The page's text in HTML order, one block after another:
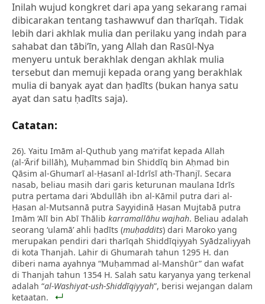
Inilah wujud kongkret dari apa yang sekarang ramai
dibicarakan tentang tashawwuf dan tharīqah. Tidak
lebih dari akhlak mulia dan perilaku yang indah para
sahabat dan tābi‘īn, yang Allah dan Rasūl-Nya
menyeru untuk berakhlak dengan akhlak mulia
tersebut dan memuji kepada orang yang berakhlak
mulia di banyak ayat dan ḥadīts (bukan hanya satu
ayat dan satu ḥadīts saja).
Catatan:
26). Yaitu Imām al-Quthub yang ma‘rifat kepada Allah
(al-‘Ārif billāh), Muḥammad bin Shiddīq bin Aḥmad bin
Qāsim al-Ghumarī al-Ḥasanī al-Idrīsī ath-Thanjī. Secara
nasab, beliau masih dari garis keturunan maulana Idrīs
putra pertama dari ‘Abdullāh ibn al-Kāmil putra dari al-
Ḥasan al-Mutsannā putra Sayyidinā Ḥasan Mujtabā putra
Imām ‘Alī bin Abī Thālib karramallāhu wajhah. Beliau adalah
seorang ‘ulamā’ ahli ḥadīts (muḥaddits) dari Maroko yang
merupakan pendiri dari tharīqah Shiddīqiyyah Syādzaliyyah
di kota Thanjah. Lahir di Ghumarah tahun 1295 H. dan
diberi nama ayahnya “Muḥammad al-Manshūr” dan wafat
di Thanjah tahun 1354 H. Salah satu karyanya yang terkenal
adalah “al-Washiyat-ush-Shiddīqiyyah”, berisi wejangan dalam
ketaatan.